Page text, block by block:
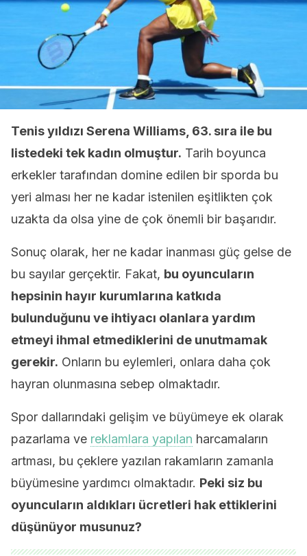
Tenis yıldızı Serena Williams, 63. sıra ile bu
listedeki tek kadın olmuştur. Tarih boyunca
erkekler tarafından domine edilen bir sporda bu
yeri alması her ne kadar istenilen eşitlikten çok
uzakta da olsa yine de çok önemli bir başarıdır.
Sonuç olarak, her ne kadar inanması güç gelse de
bu sayılar gerçektir. Fakat, bu oyuncuların
hepsinin hayır kurumlarına katkıda
bulunduğunu ve ihtiyacı olanlara yardım
etmeyi ihmal etmediklerini de unutmamak
gerekir. Onların bu eylemleri, onlara daha çok
hayran olunmasına sebep olmaktadır.
Spor dallarındaki gelişim ve büyümeye ek olarak
pazarlama ve reklamlara yapılan harcamaların
artması, bu çeklere yazılan rakamların zamanla
büyümesine yardımcı olmaktadır. Peki siz bu
oyuncuların aldıkları ücretleri hak ettiklerini
düşünüyor musunuz?